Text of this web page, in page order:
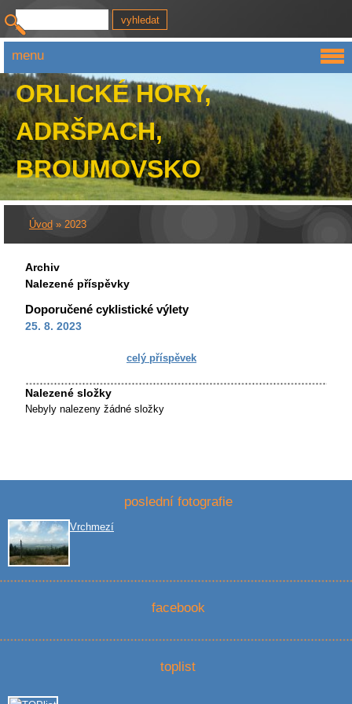
ORLICKÉ HORY,
ADRŠPACH,
BROUMOVSKO
Úvod » 2023
Archiv
Nalezené příspěvky
Doporučené cyklistické výlety
25. 8. 2023
celý příspěvek
Nalezené složky
Nebyly nalezeny žádné složky
menu
poslední fotografie
Vrchmezí
facebook
toplist